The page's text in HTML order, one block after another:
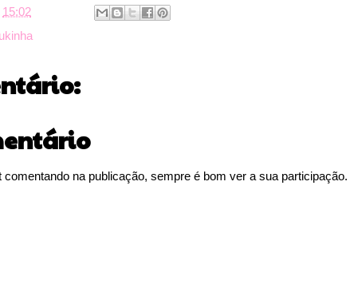
15:02
na publicação, sempre é bom ver a sua participação.